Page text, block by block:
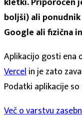
boljši) ali
Google ali fizična
Aplikacijo gosti ena
Vercelin je zato
Podatki aplikacije
Več o varstvu